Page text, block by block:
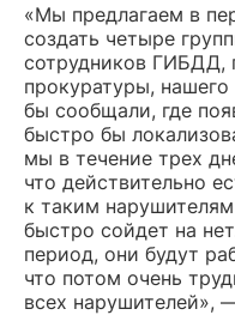
«Мы предлагаем в
создать четыре
сотрудников ГИБДД,
прокуратуры,
бы сообщали, где
быстро бы
мы в течение трех
что действительно
к таким
быстро сойдет на
период, они будут
что потом очень
всех нарушителей»,